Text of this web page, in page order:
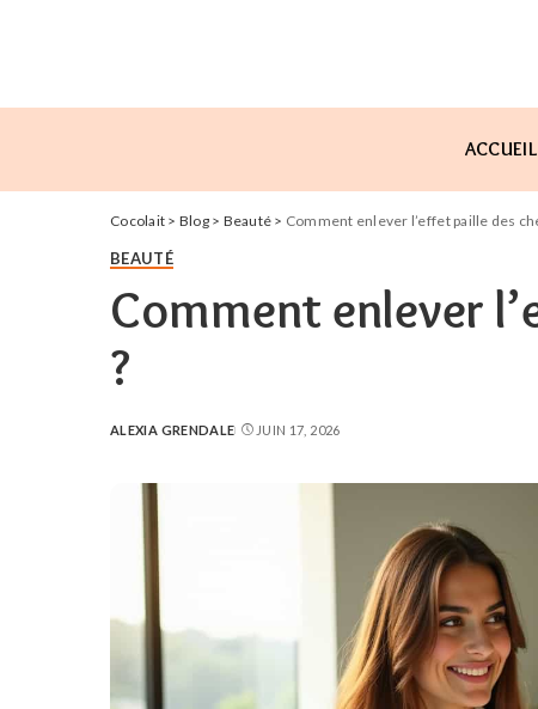
ACCUEIL
Cocolait > Blog> Beauté > Comment enlever l’effet paille des
BEAUTÉ
Comment enlever
?
POSTED
ALEXIA GRENDALE JUIN 17, 2026